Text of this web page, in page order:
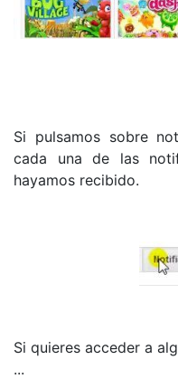
Si pulsamos sobre
cada una de las
hayamos recibido.
Si quieres acceder a
...